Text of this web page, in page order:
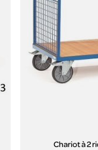
Chariot à 2